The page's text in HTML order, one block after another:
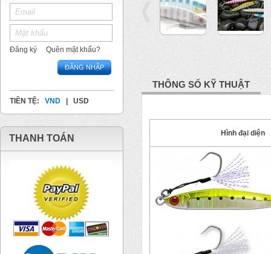
Đăng ký Quên mật khẩu?
ĐĂNG NHẬP
TIỀN TỆ: VND USD
THANH TOÁN
THÔNG SỐ KỸ THUẬT
Hình đại diện